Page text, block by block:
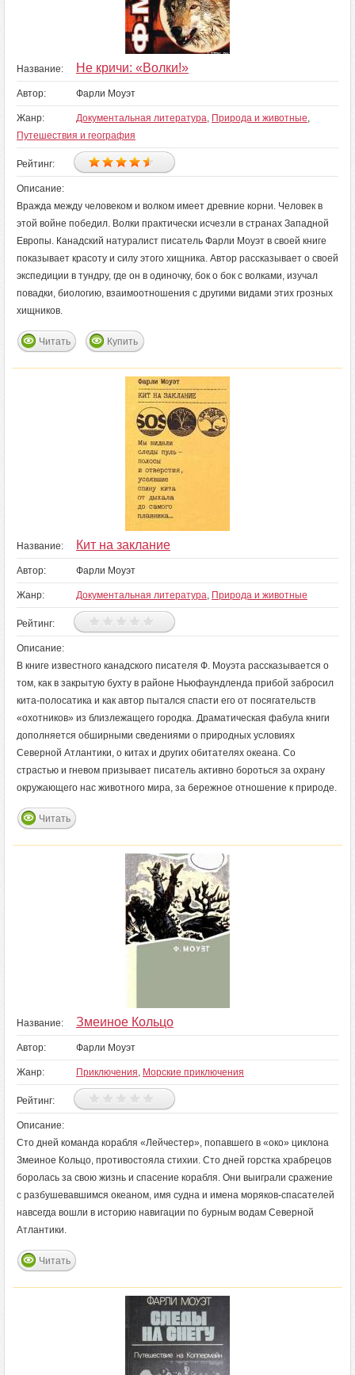
Название: Не кричи: «Волки!»
Автор: Фарли Моуэт
Жанр: Документальная литература, Природа и животные,
Путешествия и география
Рейтинг:
Описание:
Вражда между человеком и волком имеет древние корни. Человек в
этой войне победил. Волки практически исчезли в странах Западной
Европы. Канадский натуралист писатель Фарли Моуэт в своей книге
показывает красоту и силу этого хищника. Автор рассказывает о своей
экспедиции в тундру, где он в одиночку, бок о бок с волками, изучал
повадки, биологию, взаимоотношения с другими видами этих грозных
хищников.
Читать Купить
Название: Кит на заклание
Автор: Фарли Моуэт
Жанр: Документальная литература, Природа и животные
Рейтинг:
Описание:
В книге известного канадского писателя Ф. Моуэта рассказывается о
том, как в закрытую бухту в районе Ньюфаундленда прибой забросил
кита-полосатика и как автор пытался спасти его от посягательств
«охотников» из близлежащего городка. Драматическая фабула книги
дополняется обширными сведениями о природных условиях
Северной Атлантики, о китах и других обитателях океана. Со
страстью и гневом призывает писатель активно бороться за охрану
окружающего нас животного мира, за бережное отношение к природе.
Читать
Название: Змеиное Кольцо
Автор: Фарли Моуэт
Жанр: Приключения, Морские приключения
Рейтинг:
Описание:
Сто дней команда корабля «Лейчестер», попавшего в «око» циклона
Змеиное Кольцо, противостояла стихии. Сто дней горстка храбрецов
боролась за свою жизнь и спасение корабля. Они выиграли сражение
с разбушевавшимся океаном, имя судна и имена моряков-спасателей
навсегда вошли в историю навигации по бурным водам Северной
Атлантики.
Читать